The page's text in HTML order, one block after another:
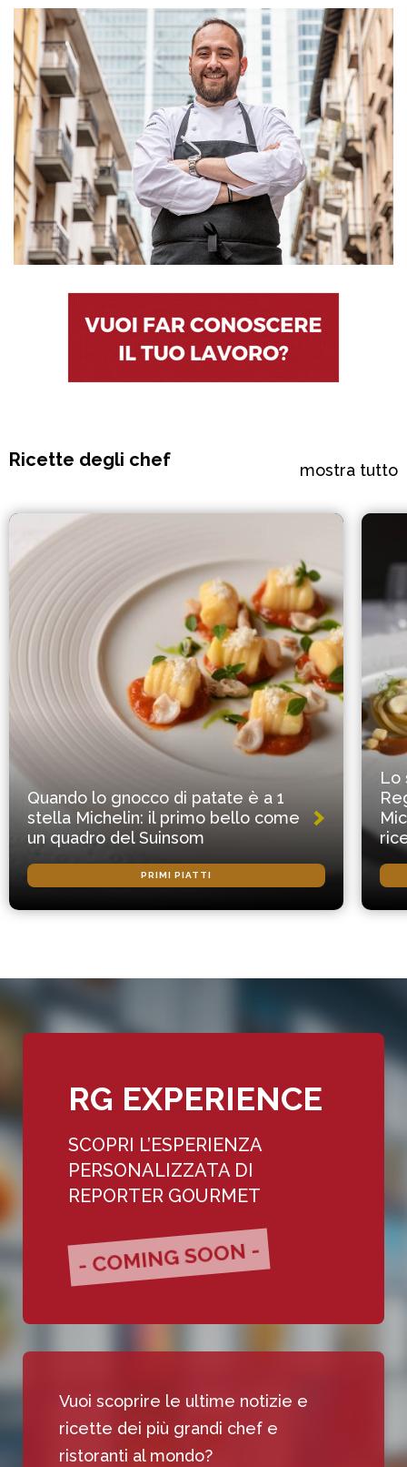
Ricette degli chef mostra tutto
Quando lo gnocco di patate è a 1
stella Michelin: il primo bello come
un quadro del Suinsom
PRIMI PIATTI
Lo
RG EXPERIENCE
SCOPRI L’ESPERIENZA
PERSONALIZZATA DI
REPORTER GOURMET
- COMING SOON -
Vuoi scoprire le ultime notizie e
ricette dei più grandi chef e
ristoranti al mondo?